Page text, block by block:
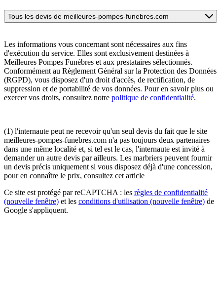
Tous les devis de meilleures-pompes-funebres.com
Les informations vous concernant sont nécessaires aux fins
d'exécution du service. Elles sont exclusivement destinées à
Meilleures Pompes Funèbres et aux prestataires sélectionnés.
Conformément au Règlement Général sur la Protection des Données
(RGPD), vous disposez d'un droit d'accès, de rectification, de
suppression et de portabilité de vos données. Pour en savoir plus ou
exercer vos droits, consultez notre politique de confidentialité.
(1) l'internaute peut ne recevoir qu'un seul devis du fait que le site
meilleures-pompes-funebres.com n'a pas toujours deux partenaires
dans une même localité et, si tel est le cas, l'internaute est invité à
demander un autre devis par ailleurs. Les marbriers peuvent fournir
un devis précis uniquement si vous disposez déjà d'une concession,
pour en connaître le prix, consultez cet article
Ce site est protégé par reCAPTCHA : les règles de confidentialité
(nouvelle fenêtre) et les conditions d'utilisation (nouvelle fenêtre) de
Google s'appliquent.